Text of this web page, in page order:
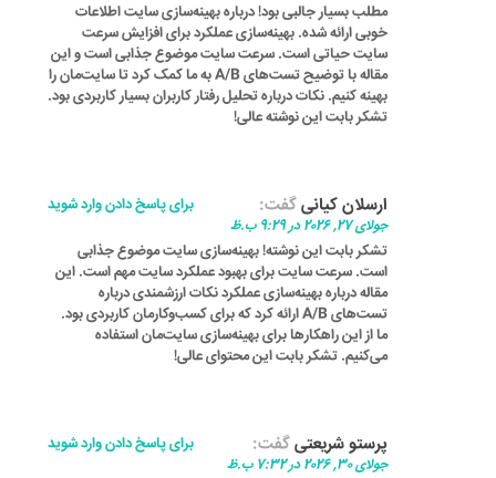
مطلب بسیار جالبی بود! درباره بهینه‌سازی سایت اطلاعات
خوبی ارائه شده. بهینه‌سازی عملکرد برای افزایش سرعت
سایت حیاتی است. سرعت سایت موضوع جذابی است و این
مقاله با توضیح تست‌های A/B به ما کمک کرد تا سایت‌مان را
بهینه کنیم. نکات درباره تحلیل رفتار کاربران بسیار کاربردی بود.
تشکر بابت این نوشته عالی!
ارسلان کیانیگفت:
جولای 27, 2026 در 9:29 ب.ظ
تشکر بابت این نوشته! بهینه‌سازی سایت موضوع جذابی
است. سرعت سایت برای بهبود عملکرد سایت مهم است. این
مقاله درباره بهینه‌سازی عملکرد نکات ارزشمندی درباره
تست‌های A/B ارائه کرد که برای کسب‌وکارمان کاربردی بود.
ما از این راهکارها برای بهینه‌سازی سایت‌مان استفاده
می‌کنیم. تشکر بابت این محتوای عالی!
برای پاسخ دادن وارد شوید
پرستو شریعتیگفت:
جولای 30, 2026 در 7:32 ب.ظ
برای پاسخ دادن وارد شوید